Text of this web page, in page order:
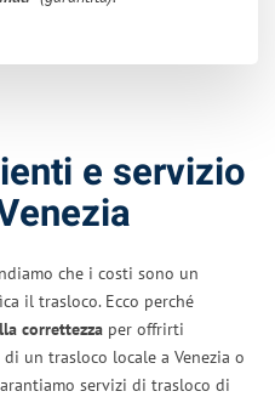
e servizio
che i costi sono un
il trasloco. Ecco perché
correttezza per offrirti
un trasloco locale a Venezia o
servizi di trasloco di